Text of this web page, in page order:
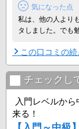
気になった点
私は、他の人より
タしました。でも
この口コミの
チェックし
入門レベルか
来る！